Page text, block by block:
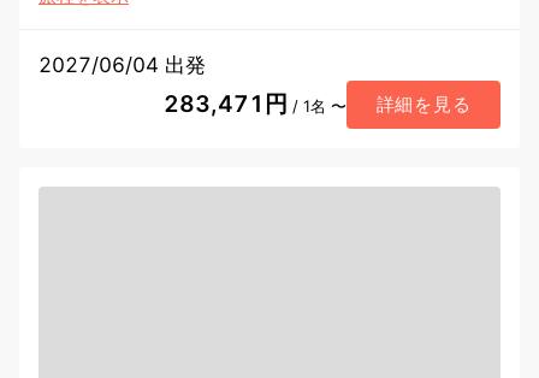
2027/06/04 出発
283,471円 / 1名 〜 詳細を見る